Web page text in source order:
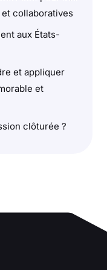
collaboratives
aux États-
et appliquer
et
clôturée ?